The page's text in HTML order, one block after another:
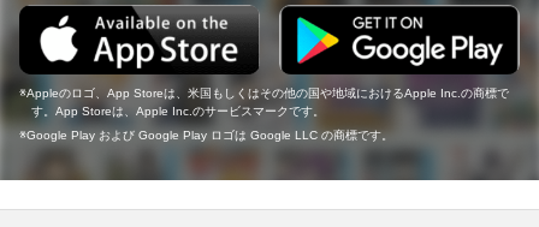
Appleのロゴ、App Storeは、米国もしくはその他の国や地域におけるApple Inc.の商標で
す。App Storeは、Apple Inc.のサービスマークです。
Google Play および Google Play ロゴは Google LLC の商標です。